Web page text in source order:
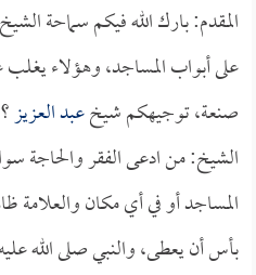
المقدم: بارك الله فيكم سماحة
على أبواب المساجد، وهؤلاء يغلب
صنعة، توجيهكم شيخعبد العزيز؟
الشيخ: من ادعى الفقر والحاجة
المساجد أو في أي مكان والعلامة
بأس أن يعطى، والنبي صلى الله